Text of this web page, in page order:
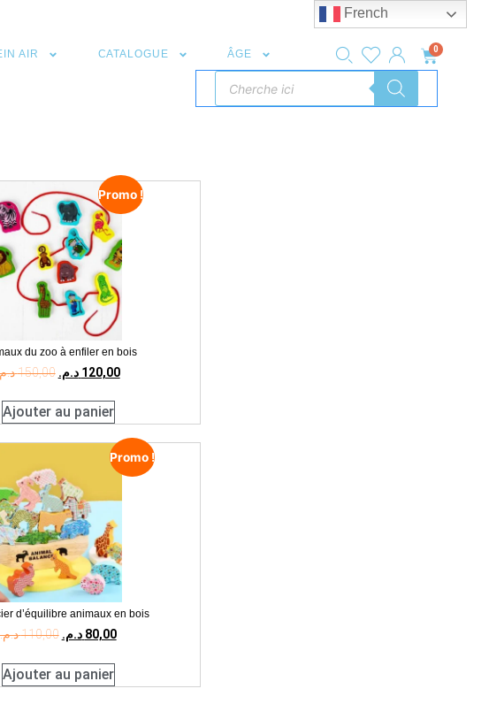
AIR CATALOGUE ÂGE 0
Promo !
du zoo à enfiler en bois
150,00 120,00 د.م.
Ajouter au panier
Promo !
d’équilibre animaux en bois
110,00د.م. 80,00 د.م.
Ajouter au panier
French